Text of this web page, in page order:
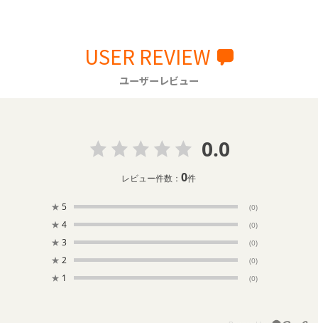
USER REVIEW
ユーザーレビュー
0.0
レビュー件数：0件
★ 5 (0)
★ 4 (0)
★ 3 (0)
★ 2 (0)
★ 1 (0)